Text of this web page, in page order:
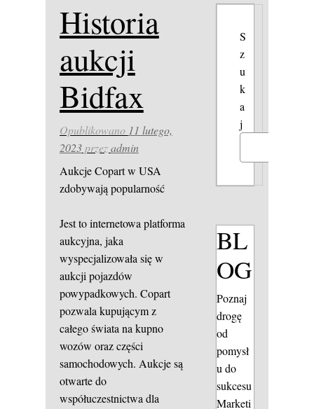
Historia
aukcji
Bidfax
Opublikowano 11 lutego,
2023przezadmin
Aukcje Copart w USA
zdobywają popularność
Jest to internetowa platforma
aukcyjna, jaka
wyspecjalizowała się w
aukcji pojazdów
powypadkowych. Copart
pozwala kupującym z
całego świata na kupno
wozów oraz części
samochodowych. Aukcje są
otwarte do
współuczestnictwa dla
S
z
u
k
a
j
BL
OG
Poznaj
drogę
od
pomysł
u do
sukcesu
Marketi